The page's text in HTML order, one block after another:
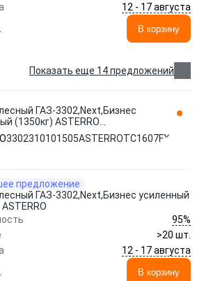
12 - 17 августа
В корзину
Показать еще 14 предложений
ГАЗ-3302,Next,Бизнес
(1350кг) ASTERRO
3302310101505ASTERROTC1607FX
предложение
ГАЗ-3302,Next,Бизнес усиленный
95%
>20 шт.
12 - 17 августа
В корзину